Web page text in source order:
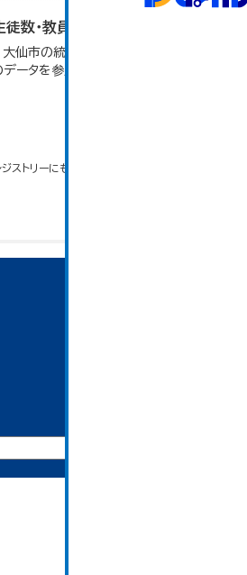
数・教員数
大仙市の統計「14-6 中学校別学級
データを参照しています。
ストリーにもアクセス可能です